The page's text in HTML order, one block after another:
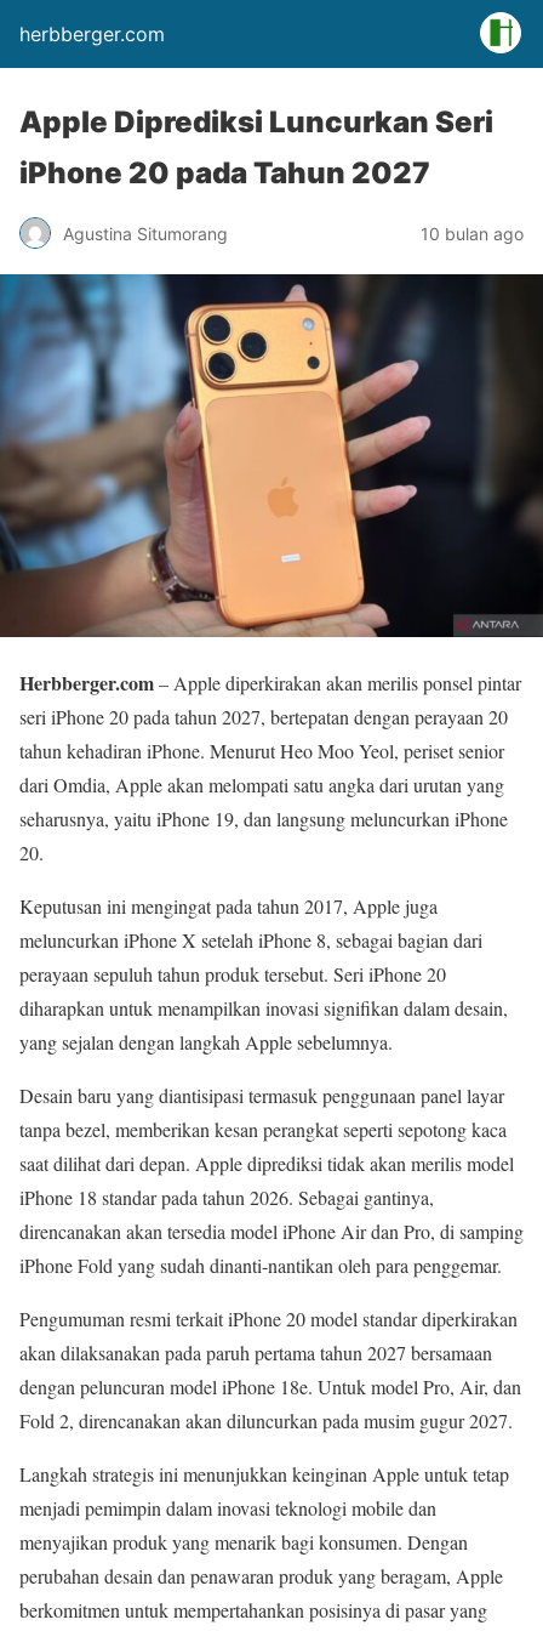
herbberger.com
Apple Diprediksi Luncurkan Seri
iPhone 20 pada Tahun 2027
Agustina Situmorang 10 bulan ago
Herbberger.com– Apple diperkirakan akan merilis ponsel pintar
seri iPhone 20 pada tahun 2027, bertepatan dengan perayaan 20
tahun kehadiran iPhone. Menurut Heo Moo Yeol, periset senior
dari Omdia, Apple akan melompati satu angka dari urutan yang
seharusnya, yaitu iPhone 19, dan langsung meluncurkan iPhone
20.
Keputusan ini mengingat pada tahun 2017, Apple juga
meluncurkan iPhone X setelah iPhone 8, sebagai bagian dari
perayaan sepuluh tahun produk tersebut. Seri iPhone 20
diharapkan untuk menampilkan inovasi signifikan dalam desain,
yang sejalan dengan langkah Apple sebelumnya.
Desain baru yang diantisipasi termasuk penggunaan panel layar
tanpa bezel, memberikan kesan perangkat seperti sepotong kaca
saat dilihat dari depan. Apple diprediksi tidak akan merilis model
iPhone 18 standar pada tahun 2026. Sebagai gantinya,
direncanakan akan tersedia model iPhone Air dan Pro, di samping
iPhone Fold yang sudah dinanti-nantikan oleh para penggemar.
Pengumuman resmi terkait iPhone 20 model standar diperkirakan
akan dilaksanakan pada paruh pertama tahun 2027 bersamaan
dengan peluncuran model iPhone 18e. Untuk model Pro, Air, dan
Fold 2, direncanakan akan diluncurkan pada musim gugur 2027.
Langkah strategis ini menunjukkan keinginan Apple untuk tetap
menjadi pemimpin dalam inovasi teknologi mobile dan
menyajikan produk yang menarik bagi konsumen. Dengan
perubahan desain dan penawaran produk yang beragam, Apple
berkomitmen untuk mempertahankan posisinya di pasar yang